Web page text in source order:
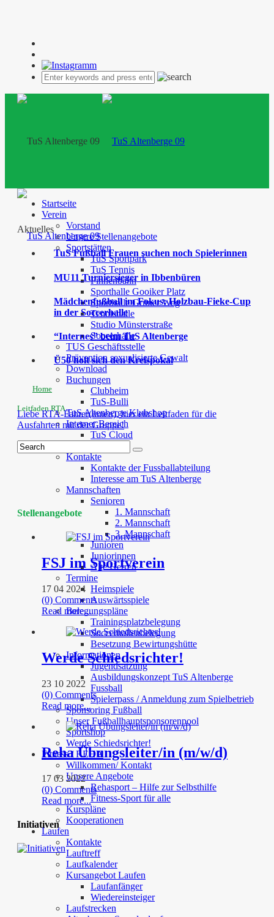
Startseite
Verein
Vorstand
Unsere Stellenangebote
Sportstätten
TuS Sportpark
TuS Tennis
Finnenbahn
Sporthalle Gooiker Platz
Sporthalle Grüner Weg
Tennishalle
Studio Münsterstraße
Soccerhalle
TUS Geschäftsstelle
Prävention sexualisierte Gewalt
Download
Buchungen
Clubheim
TuS-Bulli
TuS Altenberge Klubshop
Interner Bereich
TuS Cloud
Fussball
Kontakte
Kontakte der Fussballabteilung
Interesse am TuS Altenberge
Mannschaften
Senioren
1. Mannschaft
2. Mannschaft
3. Mannschaft
Junioren
Juniorinnen
Alte Herren
Termine
Heimspiele
Auswärtsspiele
Belegungspläne
Trainingsplatzbelegung
Soccerhallenbelegung
Besetzung Bewirtungshütte
Informationen
Jugendsatzung
Ausbildungskonzept TuS Altenberge
Fussball
Spielerpass / Anmeldung zum Spielbetrieb
Sponsoring Fußball
Unser Fußballhauptsponsorenpool
Sportshop
Werde Schiedsrichter!
Fitness / REHA
Willkommen/ Kontakt
Unsere Angebote
Rehasport – Hilfe zur Selbsthilfe
Fitness-Sport für alle
Kurspläne
Kooperationen
Laufen
Kontakte
Lauftreff
Laufkalender
Kursangebot Laufen
Laufanfänger
Wiedereinsteiger
Laufstrecken
Aktuelles
TuS Fußball Frauen suchen noch Spielerinnen
MU11 Turniersieger in Ibbenbüren
Mädchenfußball im Fokus: Holzbau-Fieke-Cup
in der Soccerhalle
“Internes” beim TuS Altenberge
Ü50 holt sich den Kreispokal
Home
Leitfaden RTA
Liebe RTA-Fahrer(innen), hier ein Leitfaden für die
Ausfahrten mit der Gruppe!
Stellenangebote
FSJ im Sportverein
17 04 2024
(0) Comments
Read more...
Werde Schiedsrichter!
23 10 2022
(0) Comments
Read more...
Reha Übungsleiter/in (m/w/d)
17 03 2022
(0) Comments
Read more...
Initiativen